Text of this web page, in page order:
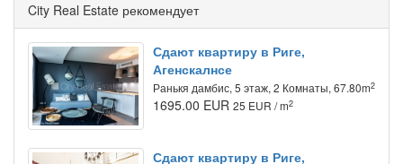
City Real Estate рекомендует
Сдают квартиру в Риге,
Агенскалнсе
Ранькя дамбис, 5 этаж, 2 Комнаты, 67.80m2
1695.00 EUR 25 EUR / m2
Сдают квартиру в Риге,